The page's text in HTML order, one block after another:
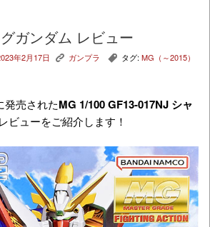
ガンダム レビュー
年2月17日 K ガンプラ , タグ: MG（～2015）
発売されたMG 1/100 GF13-017NJ シャ
ビューをご紹介します！